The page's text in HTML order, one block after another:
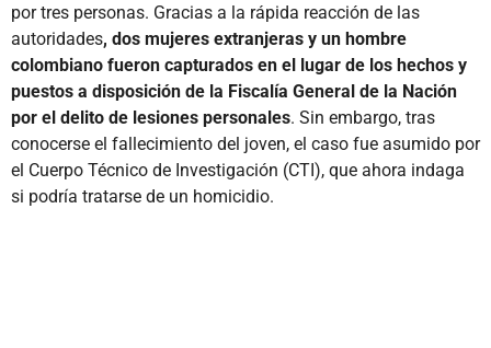
por tres personas. Gracias a la rápida reacción de las
autoridades, dos mujeres extranjeras y un hombre
colombiano fueron capturados en el lugar de los hechos y
puestos a disposición de la Fiscalía General de la Nación
por el delito de lesiones personales. Sin embargo, tras
conocerse el fallecimiento del joven, el caso fue asumido por
el Cuerpo Técnico de Investigación (CTI), que ahora indaga
si podría tratarse de un homicidio.